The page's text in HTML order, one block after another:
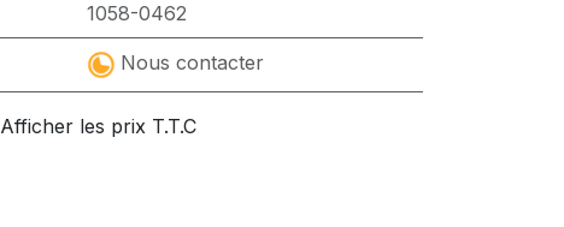
1058-0462
Nous contacter
Afficher les prix T.T.C